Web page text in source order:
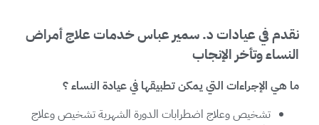
نقدم في عيادات د. سمير عباس خدمات علاج أمراض
النساء وتأخر الإنجاب
ما هي الإجراءات التي يمكن تطبيقها في عيادة النساء ؟
تشخيص وعلاج اضطرابات الدورة الشهرية تشخيص وعلاج